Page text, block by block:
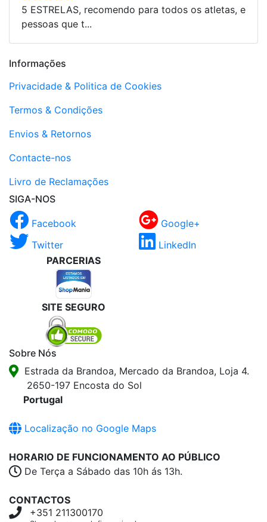
5 ESTRELAS, recomendo para todos os atletas, e
pessoas que t...
Informações
Privacidade & Politica de Cookies
Termos & Condições
Envios & Retornos
Contacte-nos
Livro de Reclamações
SIGA-NOS
Facebook
Google+
Twitter
LinkedIn
PARCERIAS
SITE SEGURO
Sobre Nós
Estrada da Brandoa, Mercado da Brandoa, Loja 4.
2650-197 Encosta do Sol
Portugal
Localização no Google Maps
HORARIO DE FUNCIONAMENTO AO PÚBLICO
De Terça a Sábado das 10h ás 13h.
CONTACTOS
+351 211300170